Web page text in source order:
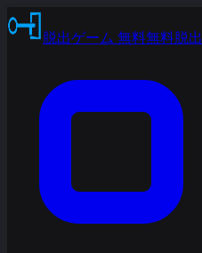
脱出ゲーム 無料無料脱出